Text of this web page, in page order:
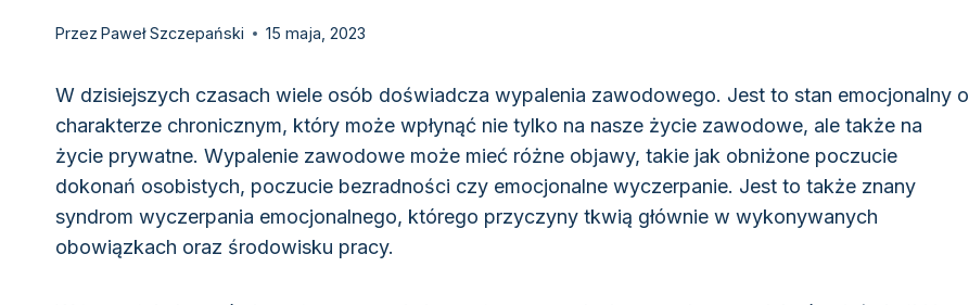
Przez Paweł Szczepański 15 maja, 2023
W dzisiejszych czasach wiele osób doświadcza wypalenia zawodowego. Jest to stan emocjonalny o
charakterze chronicznym, który może wpłynąć nie tylko na nasze życie zawodowe, ale także na
życie prywatne. Wypalenie zawodowe może mieć różne objawy, takie jak obniżone poczucie
dokonań osobistych, poczucie bezradności czy emocjonalne wyczerpanie. Jest to także znany
syndrom wyczerpania emocjonalnego, którego przyczyny tkwią głównie w wykonywanych
obowiązkach oraz środowisku pracy.